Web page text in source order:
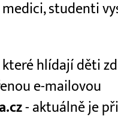
studenti
hlídají děti
e-mailovou
- aktuálně je